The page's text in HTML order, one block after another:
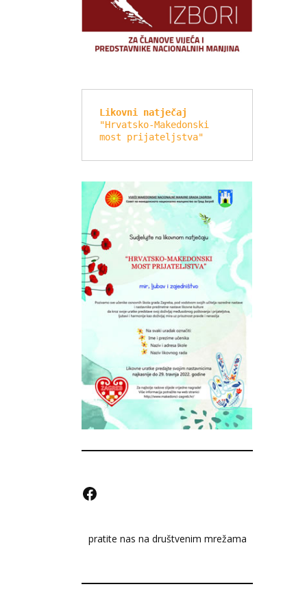
Likovni natječaj
"Hrvatsko-Makedonski
most prijateljstva"
apratite nas na društvenim mrežama